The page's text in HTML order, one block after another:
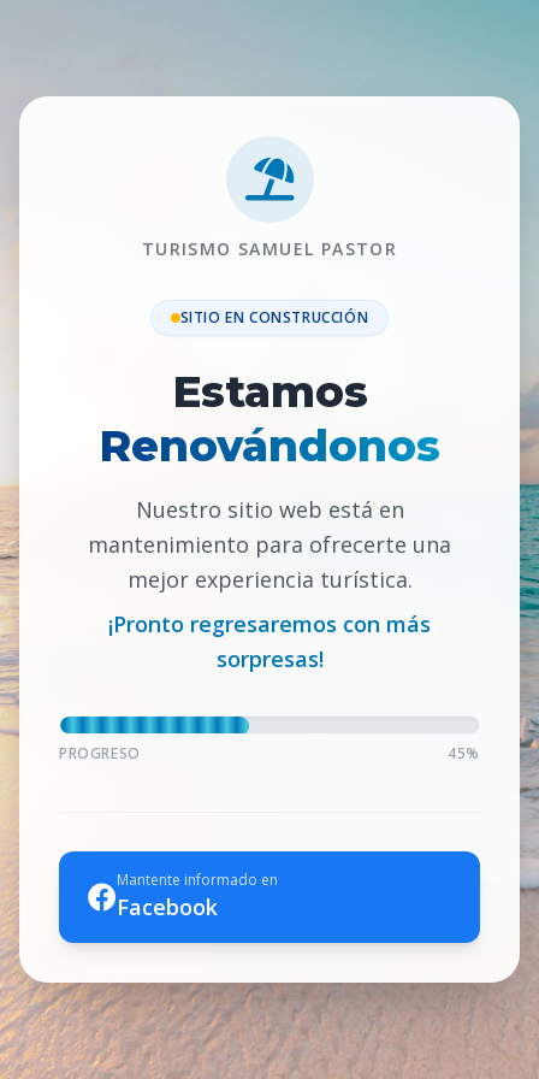
TURISMO SAMUEL PASTOR
SITIO EN CONSTRUCCIÓN
Estamos
Renovándonos
Nuestro sitio web está en
mantenimiento para ofrecerte una
mejor experiencia turística.
¡Pronto regresaremos con más
sorpresas!
PROGRESO 45%
Mantente informado en
Facebook